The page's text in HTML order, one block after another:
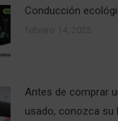
Conducción
Antes de comprar
usado, conozca su